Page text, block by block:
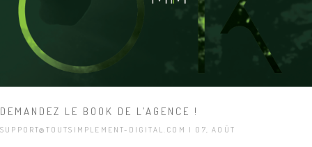
DEMANDEZ LE BOOK DE L’AGENCE !
SUPPORT@TOUTSIMPLEMENT-DIGITAL.COM | 07, AOÛT